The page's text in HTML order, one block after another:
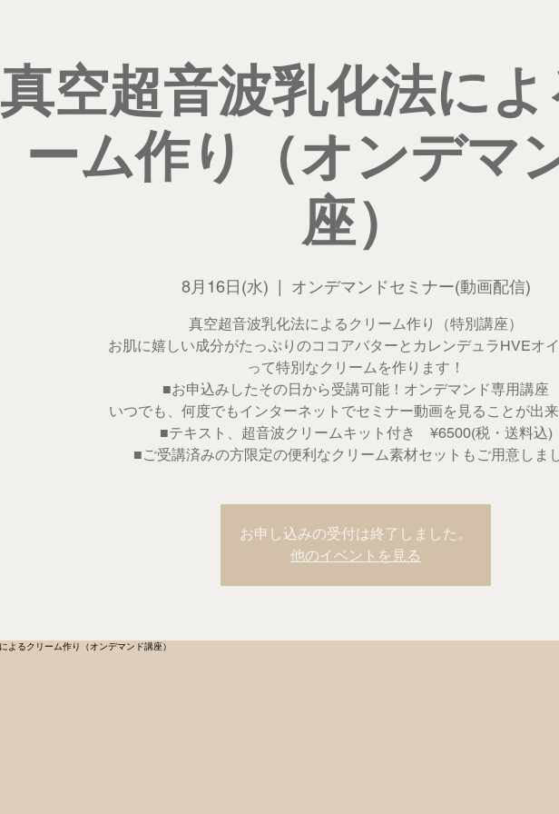
真空超音波乳化法によ
ーム作り（オンデマ
座）
8月16日(水) オンデマンドセミナー(動画配信)
真空超音波乳化法によるクリーム作り（特別講座）
お肌に嬉しい成分がたっぷりのココアバターとカレンデュラHVEオ
って特別なクリームを作ります！
■お申込みしたその日から受講可能！オンデマンド専用講座
いつでも、何度でもインターネットでセミナー動画を見ることが出来
■テキスト、超音波クリームキット付き ¥6500(税・送料込)
■ご受講済みの方限定の便利なクリーム素材セットもご用意しま
お申し込みの受付は終了しました。
他のイベントを見る